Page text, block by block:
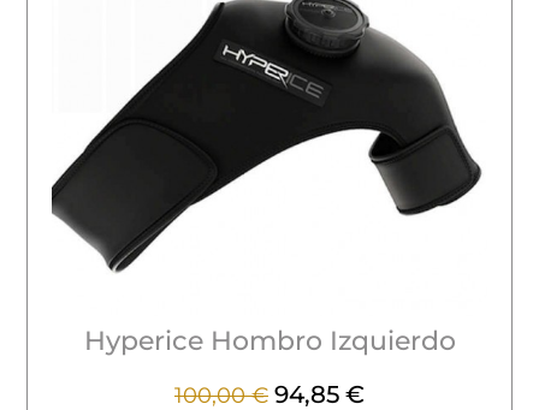
Hyperice Hombro Izquierdo
100,00€ 94,85 €